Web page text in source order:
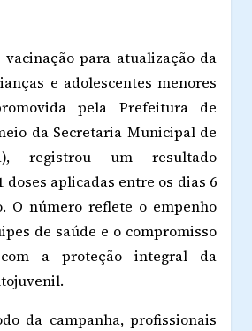
para atualização da
e adolescentes menores
pela Prefeitura de
da Secretaria Municipal de
registrou um resultado
doses aplicadas entre os dias 6
O número reflete o empenho
de saúde e o compromisso
a proteção integral da
da campanha, profissionais